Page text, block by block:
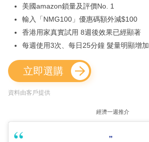
美國amazon鎖量及評價No. 1
輸入「NMG100」優惠碼額外減$100
香港用家真實試用 8週後效果已經顯著
每週使用3次、每日25分鐘 髮量明顯增加
立即選購
資料由客戶提供
經濟一週推介